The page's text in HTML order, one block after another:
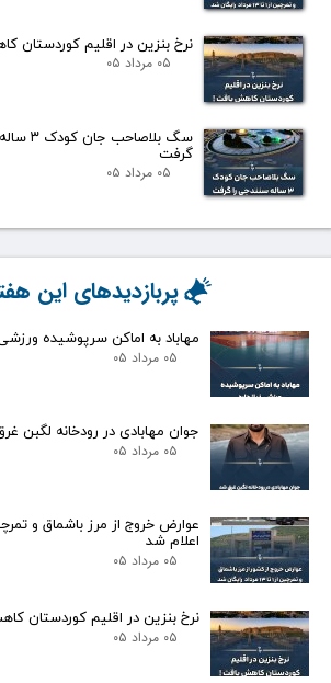
نرخ بنزین در اقلیم کوردستان
۰۵ مرداد ۰۵
سگ
گرفت
۰۵ مرداد ۰۵
مهاباد به اماکن سرپوشیده ورزشی
۰۵ مرداد ۰۵
جوان مهابادی در رودخانه لگبن
۰۵ مرداد ۰۵
عوارض خروج از مرز باشماق و
اعلام شد
۰۵ مرداد ۰۵
نرخ بنزین در اقلیم کوردستان
۰۵ مرداد ۰۵
پربازدیدهای این